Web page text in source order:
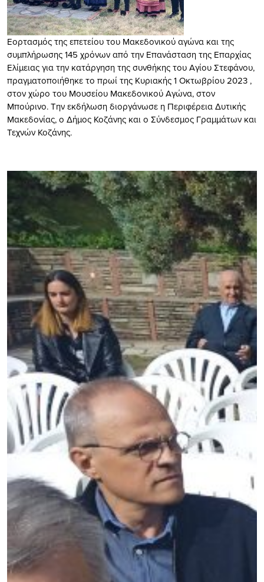
Εορτασμός της επετείου του Μακεδονικού αγώνα και της
συμπλήρωσης 145 χρόνων από την Επανάσταση της Επαρχίας
Ελίμειας για την κατάργηση της συνθήκης του Αγίου Στεφάνου,
πραγματοποιήθηκε το πρωί της Κυριακής 1 Οκτωβρίου 2023 ,
στον χώρο του Μουσείου Μακεδονικού Αγώνα, στον
Μπούρινο. Την εκδήλωση διοργάνωσε η Περιφέρεια Δυτικής
Μακεδονίας, ο Δήμος Κοζάνης και ο Σύνδεσμος Γραμμάτων και
Τεχνών Κοζάνης.